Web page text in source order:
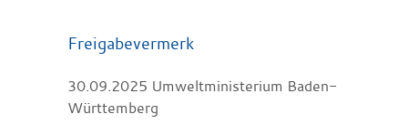
Freigabevermerk
30.09.2025 Umweltministerium Baden-
Württemberg